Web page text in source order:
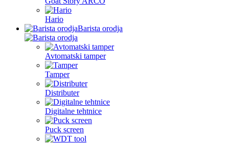
Hario
Barista orodja
Avtomatski tamper
Tamper
Distributer
Digitalne tehtnice
Puck screen